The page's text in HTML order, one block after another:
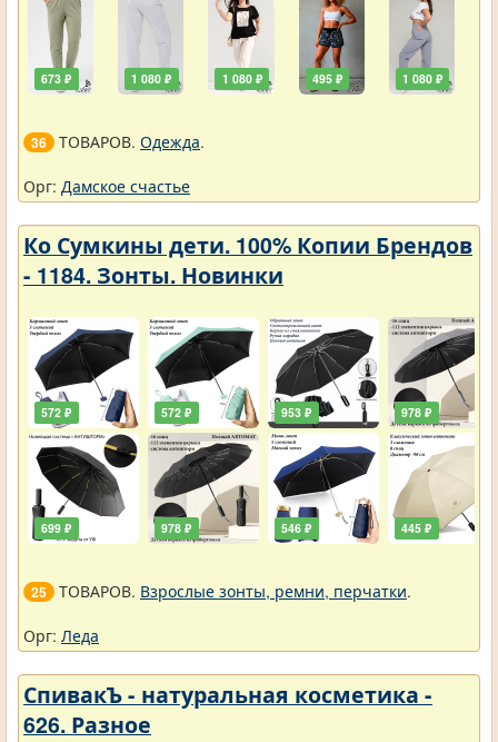
673 ₽ 1 080 ₽ 1 080 ₽ 495 ₽ 1 080 ₽
36 ТОВАРОВ. Одежда.
Орг: Дамское счастье
Ко Сумкины дети. 100% Копии Брендов
- 1184. Зонты. Новинки
572 ₽
699 ₽
572 ₽
978 ₽
953 ₽
546 ₽
978 ₽
445 ₽
25 ТОВАРОВ. Взрослые зонты, ремни, перчатки.
Орг: Леда
СпивакЪ - натуральная косметика -
626. Разное